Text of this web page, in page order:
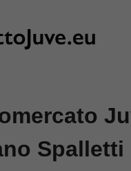
Spalletti